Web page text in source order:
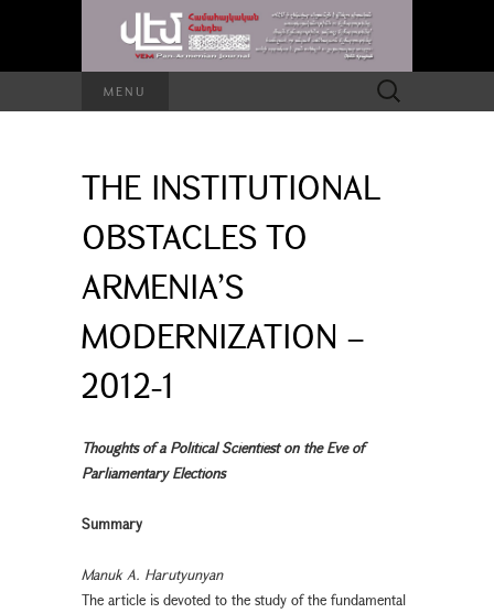
MENU
Search
for:
THE INSTITUTIONAL
OBSTACLES TO
ARMENIA’S
MODERNIZATION –
2012-1
Thoughts of a Political Scientiest on the Eve of
Parliamentary Elections
Summary
Manuk A. Harutyunyan
The article is devoted to the study of the fundamental